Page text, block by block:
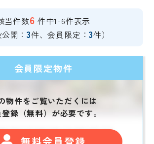
当件数6 件中1-6件表示
公開： 3件、会員限定：3件）
会員限定物件
物件をご覧いただくには
録（無料）が必要です。